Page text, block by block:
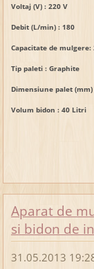
Voltaj (V) : 220 V
Debit (L/min) : 180
Capacitate de mulgere:
Tip paleti : Graphite
Dimensiune palet (mm)
Volum bidon : 40Litri
Aparat de
si bidon de
31.05.2013